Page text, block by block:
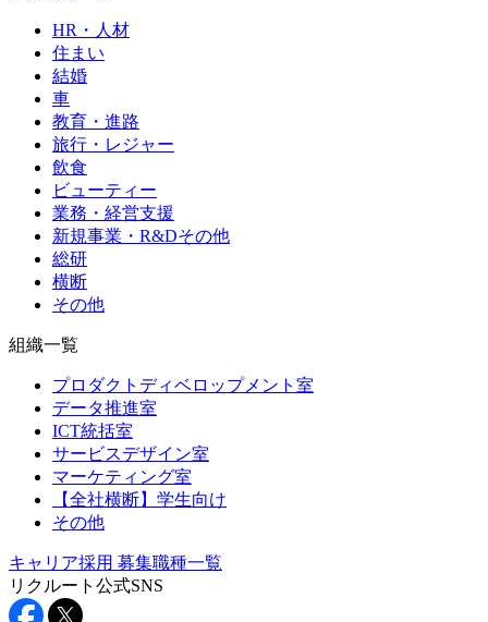
HR・人材
住まい
結婚
車
教育・進路
旅行・レジャー
飲食
ビューティー
業務・経営支援
新規事業・R&Dその他
総研
横断
その他
組織一覧
プロダクトディベロップメント室
データ推進室
ICT統括室
サービスデザイン室
マーケティング室
【全社横断】学生向け
その他
キャリア採用 募集職種一覧
リクルート公式SNS